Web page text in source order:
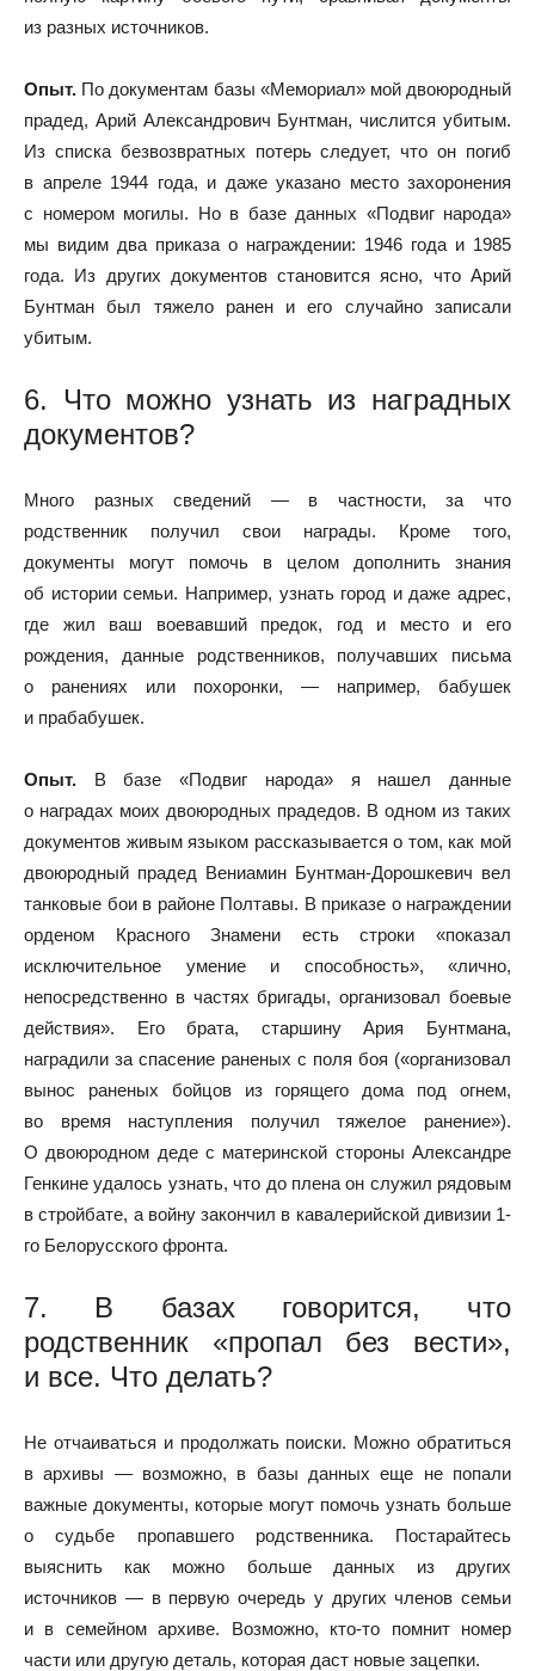
из разных источников.
Опыт. По документам базы «Мемориал» мой двоюродный
прадед, Арий Александрович Бунтман, числится убитым.
Из списка безвозвратных потерь следует, что он погиб
в апреле 1944 года, и даже указано место захоронения
с номером могилы. Но в базе данных «Подвиг народа»
мы видим два приказа о награждении: 1946 года и 1985
года. Из других документов становится ясно, что Арий
Бунтман был тяжело ранен и его случайно записали
убитым.
6. Что можно узнать из наградных
документов?
Много разных сведений — в частности, за что
родственник получил свои награды. Кроме того,
документы могут помочь в целом дополнить знания
об истории семьи. Например, узнать город и даже адрес,
где жил ваш воевавший предок, год и место и его
рождения, данные родственников, получавших письма
о ранениях или похоронки, — например, бабушек
и прабабушек.
Опыт. В базе «Подвиг народа» я нашел данные
о наградах моих двоюродных прадедов. В одном из таких
документов живым языком рассказывается о том, как мой
двоюродный прадед Вениамин Бунтман-Дорошкевич вел
танковые бои в районе Полтавы. В приказе о награждении
орденом Красного Знамени есть строки «показал
исключительное умение и способность», «лично,
непосредственно в частях бригады, организовал боевые
действия». Его брата, старшину Ария Бунтмана,
наградили за спасение раненых с поля боя («организовал
вынос раненых бойцов из горящего дома под огнем,
во время наступления получил тяжелое ранение»).
О двоюродном деде с материнской стороны Александре
Генкине удалось узнать, что до плена он служил рядовым
в стройбате, а войну закончил в кавалерийской дивизии 1-
го Белорусского фронта.
7. В базах говорится, что
родственник «пропал без вести»,
и все. Что делать?
Не отчаиваться и продолжать поиски. Можно обратиться
в архивы — возможно, в базы данных еще не попали
важные документы, которые могут помочь узнать больше
о судьбе пропавшего родственника. Постарайтесь
выяснить как можно больше данных из других
источников — в первую очередь у других членов семьи
и в семейном архиве. Возможно, кто-то помнит номер
части или другую деталь, которая даст новые зацепки.